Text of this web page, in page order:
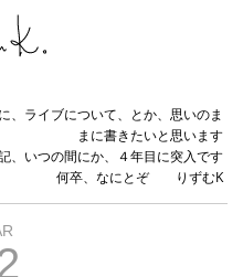
、ライブについて、とか、思いのま
まに書きたいと思います
、いつの間にか、４年目に突入です
何卒、なにとぞ りずむK